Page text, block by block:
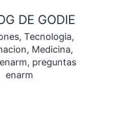
DE GODIE
Tecnologia,
Medicina,
preguntas
enarm